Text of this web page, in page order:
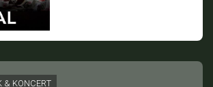
& KONCERT